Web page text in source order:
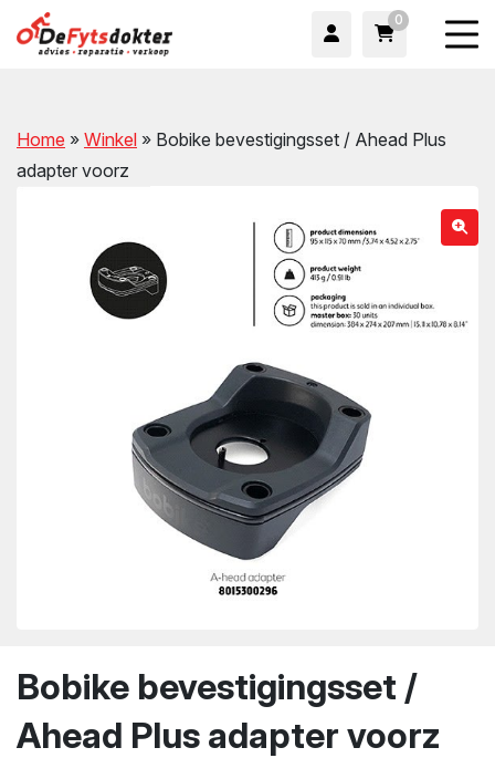
0
Home » Winkel » Bobike bevestigingsset / Ahead Plus
adapter voorz
Bobike bevestigingsset /
Ahead Plus adapter voorz